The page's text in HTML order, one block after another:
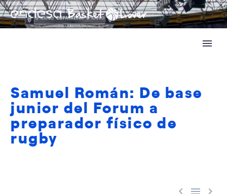
Samuel Román: De base
junior del Forum a
preparador físico de
rugby
  